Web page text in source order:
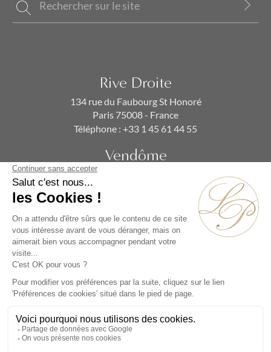
Rive Droite
134 rue du Faubourg St Honoré
Paris 75008 - France
Téléphone : +33 1 45 61 44 55
Vendôme
Téléphone :
Alternative: